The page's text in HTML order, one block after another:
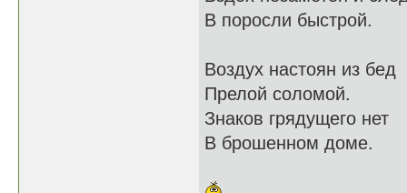
В поросли быстрой.
Воздух настоян из бед
Прелой соломой.
Знаков грядущего нет
В брошенном доме.